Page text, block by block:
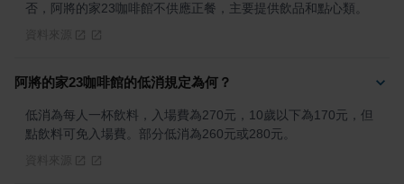
否，阿將的家23咖啡館不供應正餐，主要提供飲品和點心類。
阿將的家23咖啡館的低消規定為何？
低消為每人一杯飲料，入場費為270元，10歲以下為170元，但
點飲料可免入場費。部分低消為260元或280元。